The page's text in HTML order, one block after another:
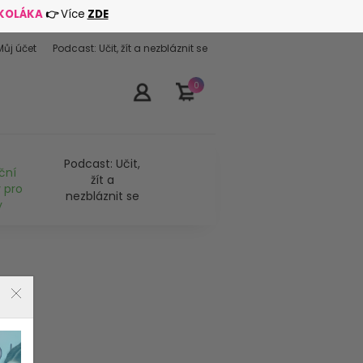
👉Více ZDE
0
pro
Podcast: Učit,
žít a
nezbláznit se
účet Podcast: Učit, žít a nezbláznit se